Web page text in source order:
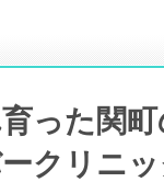
った関
クリニ